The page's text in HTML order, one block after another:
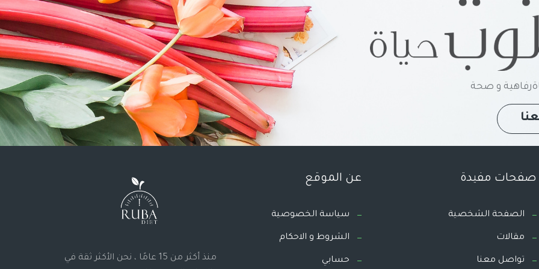
و صحة
صفحات مفيدة
الصفحة الشخصية
مقالات
تواصل معنا
عن الموقع
سياسة الخصوصية
الشروط و الاحكام
حسابي
منذ أكثر من 15 عامًا ، نحن الأكثر ثقة في